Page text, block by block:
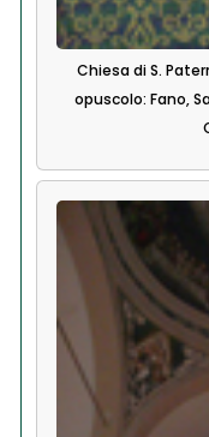
Chiesa di S.
opuscolo: Fano,